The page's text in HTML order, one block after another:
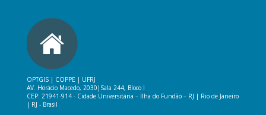
OPTGIS | COPPE | UFRJ
AV. Horácio Macedo, 2030| Sala 244, Bloco I
CEP: 21941-914 - Cidade Universitária – Ilha do Fundão – RJ | Rio de Janeiro
| RJ - Brasil